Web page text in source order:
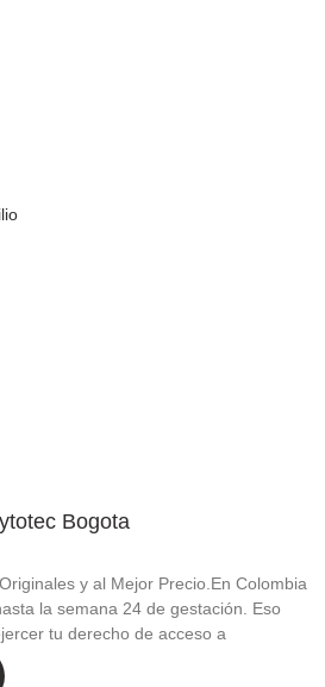
Bogota
y al Mejor Precio.En Colombia
la semana 24 de gestación. Eso
tu derecho de acceso a